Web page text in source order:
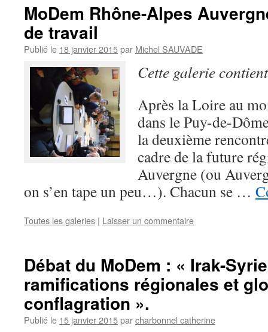
MoDem Rhône-Alpes
de travail
Publié le 18 janvier 2015par Michel SAUVADE
Cette galerie
Après la Loire au
dans le Puy-de-
la deuxième
cadre de la future
Auvergne (ou
on s’en tape un peu…). Chacun se …
Toutes les galeries | Laisser un commentaire
Débat du MoDem : « Irak-
ramifications régionales et
conflagration ».
Publié le 15 janvier 2015parcharbonnel catherine